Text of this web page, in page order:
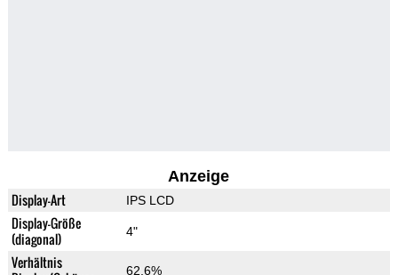
Anzeige
Display-Art IPS LCD
Display-Größe
(diagonal)
4"
Verhältnis
62.6%